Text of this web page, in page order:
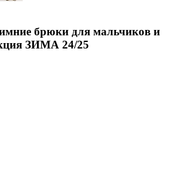
брюки для мальчиков и
ЗИМА 24/25